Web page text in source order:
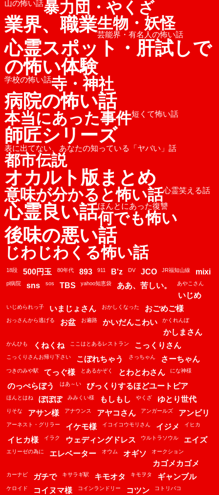
山の怖い話暴力団・やくざ
業界、職業生物・妖怪
芸能界・有名人の怖い話
心霊スポット・肝試しで
の怖い体験
学校の怖い話寺・神社
病院の怖い話
本当にあった事件短くて怖い話
師匠シリーズ
表に出てない、あなたの知っている「ヤバい」話
都市伝説
オカルト版まとめ
意味が分かると怖い話心霊笑える話
心霊良い話ほんとにあった復讐
何でも怖い
後味の悪い話
じわじわくる怖い話
18段 500円玉 80年代 893 911 B'z DV JCO JR福知山線 mixi
pl病院 sns sos TBS yahoo知恵袋 ああ、苦しい。 あやこさん
いじめ
いじめられっ子 いまじょさん おかしくなった おごめご様
おっさんから逃げる お盆 お遍路 かいだんこわい かくれんぼ
かしまさん
かんひも くねくね ここはとあるレストラン こっくりさん
こっくりさんお帰り下さい こぼれちゃう さっちゃん さーちゃん
つきのみや駅 てっぐ様 とあるかぞく とわとわさん にな神様
のっぺらぼう はあ～い びっくりするほどユートピア
ほんとはね ぽぽぽ みみくい様 もしもし やくざ ゆとり世代
りそな アサン様 アナウンス アヤコさん アンガールズ アンビリ
アーネスト・グリラー イケモ様 イコイコウモリさん イジメ イヒカ
イヒカ様 イラク ウェディングドレス ウルトラソウル エイズ
エリーゼの為に エレベーター オウム オギソ オークション
カゴメカゴメ
カーナビ ガチで キサラギ駅 キモオタ キモヲタ ギャンブル
ケロイド コイヌマ様 コインランドリー コツン コトリバコ